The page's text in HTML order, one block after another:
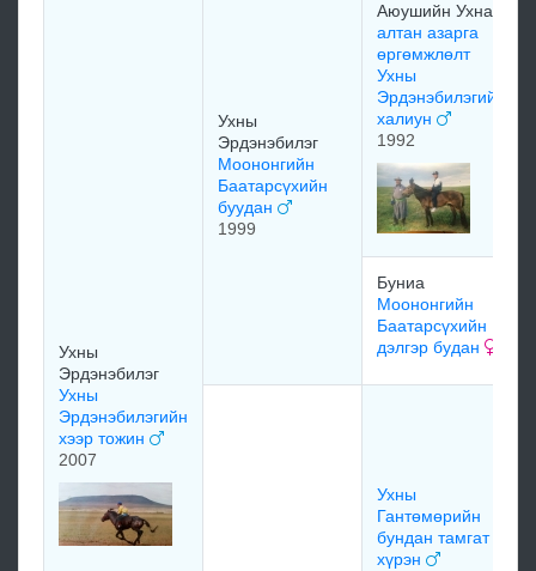
Ухны
Эрдэнэбилэг
Ухны
Эрдэнэбилэгийн
хээр тожин
2007
Ухны
Эрдэнэбилэг
Моононгийн
Баатарсүхийн
буудан
1999
Аюушийн Ухна
алтан азарга
өргөмжлөлт
Ухны
Эрдэнэбилэгийн
халиун
1992
Буниа
Моононгийн
Баатарсүхийн
дэлгэр будан
Ухны
Гантөмөрийн
бундан тамгат
хүрэн